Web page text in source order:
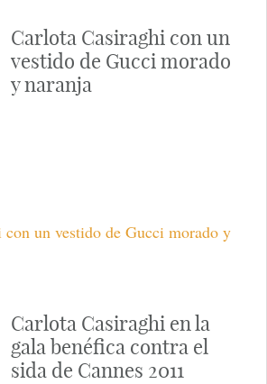
Carlota Casiraghi con un
vestido de Gucci morado
y naranja
un vestido de Gucci morado y
Carlota Casiraghi en la
gala benéfica contra el
sida de Cannes 2011